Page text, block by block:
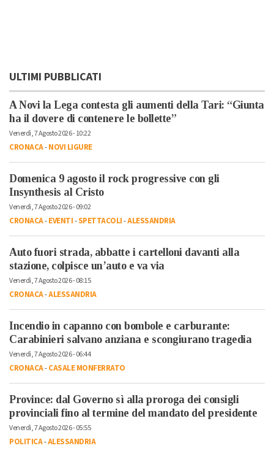
ULTIMI PUBBLICATI
A Novi la Lega contesta gli aumenti della Tari: “Giunta
ha il dovere di contenere le bollette”
Venerdì, 7 Agosto 2026 - 10:22
CRONACA-NOVI LIGURE
Domenica 9 agosto il rock progressive con gli
Insynthesis al Cristo
Venerdì, 7 Agosto 2026 - 09:02
CRONACA-EVENTI-SPETTACOLI-ALESSANDRIA
Auto fuori strada, abbatte i cartelloni davanti alla
stazione, colpisce un’auto e va via
Venerdì, 7 Agosto 2026 - 08:15
CRONACA-ALESSANDRIA
Incendio in capanno con bombole e carburante:
Carabinieri salvano anziana e scongiurano tragedia
Venerdì, 7 Agosto 2026 - 06:44
CRONACA-CASALE MONFERRATO
Province: dal Governo sì alla proroga dei consigli
provinciali fino al termine del mandato del presidente
Venerdì, 7 Agosto 2026 - 05:55
POLITICA-ALESSANDRIA